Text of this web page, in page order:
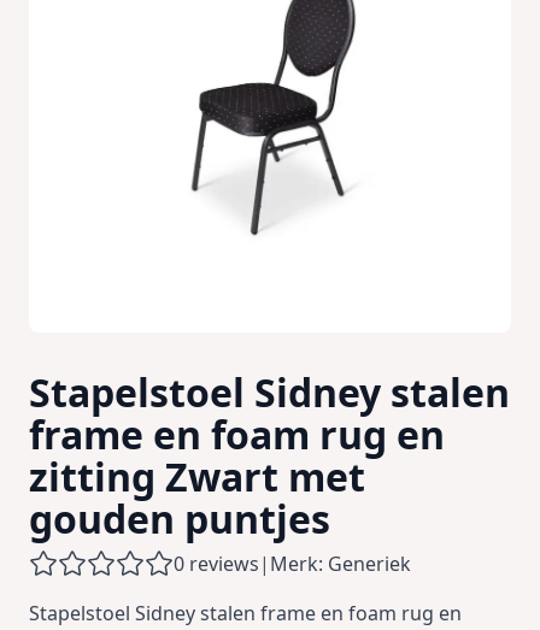
Stapelstoel Sidney stalen
frame en foam rug en
zitting Zwart met
gouden puntjes
0 reviews| Merk: Generiek
Stapelstoel Sidney stalen frame en foam rug en